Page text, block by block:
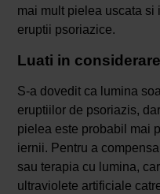
mai mult pielea uscata si
eruptii psoriazice.
Luati in
S-a dovedit ca lumina
eruptiilor de psoriazis,
pielea este probabil mai
iernii. Pentru a
sau terapia cu lumina,
ultraviolete artificiale